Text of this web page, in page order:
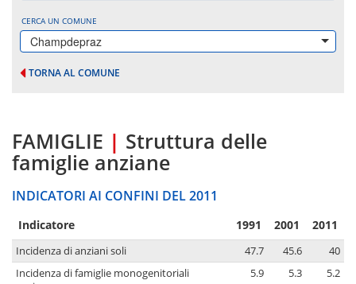
CERCA UN COMUNE
Champdepraz
TORNA AL COMUNE
FAMIGLIE | Struttura delle
famiglie anziane
INDICATORI AI CONFINI DEL 2011
Indicatore 1991 2001 2011
Incidenza di anziani soli 47.7 45.6
40
Incidenza di famiglie monogenitoriali
5.9 5.3 5.2